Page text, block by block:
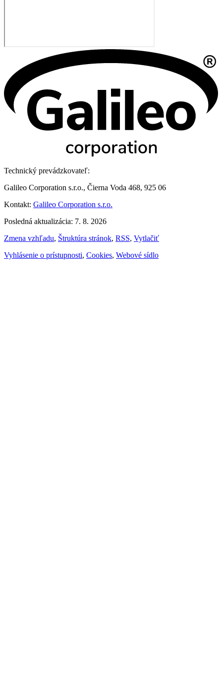
Technický prevádzkovateľ:
Galileo Corporation s.r.o., Čierna Voda 468, 925 06
Kontakt: Galileo Corporation s.r.o.
Posledná aktualizácia: 7. 8. 2026
Zmena vzhľadu, Štruktúra stránok, RSS, Vytlačiť
Vyhlásenie o prístupnosti, Cookies, Webové sídlo